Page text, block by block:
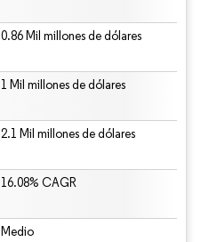
0.86 Mil millones de dólares
1 Mil millones de dólares
2.1 Mil millones de dólares
16.08% CAGR
Medio